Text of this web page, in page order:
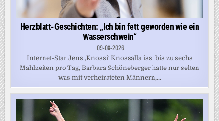
Herzblatt-Geschichten: „Ich bin fett geworden wie ein
Wasserschwein“
09-08-2026
Internet-Star Jens ,Knossi‘ Knossalla isst bis zu sechs
Mahlzeiten pro Tag, Barbara Schöneberger hatte nur selten
was mit verheirateten Männern,...